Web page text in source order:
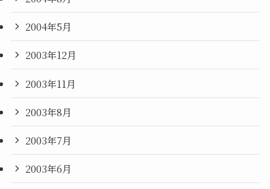
2004年5月
2003年12月
2003年11月
2003年8月
2003年7月
2003年6月